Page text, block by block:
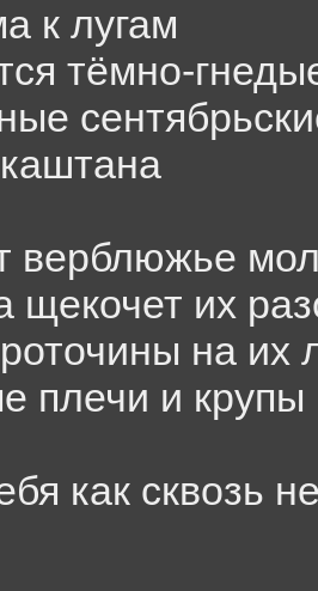
к лугам
тёмно-
верблюжье
щекочет их
на их
плечи и крупы
как сквозь